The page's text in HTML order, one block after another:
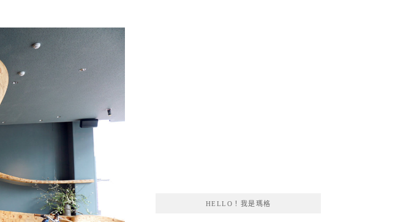
HELLO！我是瑪格